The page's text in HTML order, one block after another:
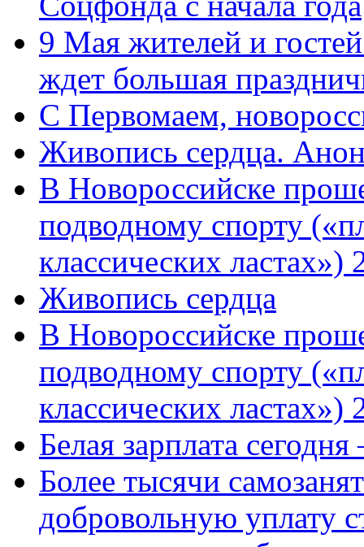
9 Мая жителей и
ждет большая
C Первомаем,
Живопись сердца.
В Новороссийске
подводному спорту
классических
Живопись сердца
В Новороссийске
подводному спорту
классических ластах»)
Белая зарплата
Более тысячи
добровольную уплату